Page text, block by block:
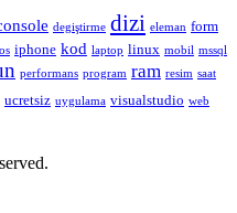
degiştirme dizi eleman form
iphone kod laptop linux mobil mssql
performans program ram resim saat
ucretsiz uygulama visualstudio web